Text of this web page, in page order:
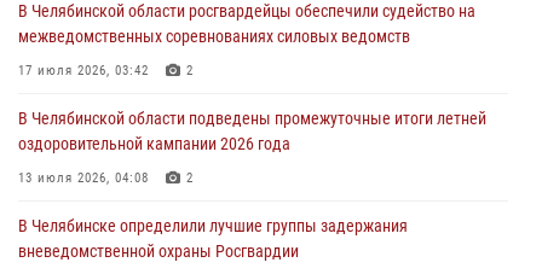
Авиация Росгвардии совершила более 250 санитарных вылетов в
Донецкой Народной Республике
31 июля 2026, 11:33
Росгвардия обеспечивает безопасность граждан на южном
направлении
31 июля 2026, 11:32
В Уральском округе Росгвардии состоялось заседание
оперативного штаба
В Челябинской области росгвардейцы обеспечили судейство на
межведомственных соревнованиях силовых ведомств
17 июля 2026, 03:42 2
В Челябинской области подведены промежуточные итоги летней
оздоровительной кампании 2026 года
13 июля 2026, 04:08 2
В Челябинске определили лучшие группы задержания
вневедомственной охраны Росгвардии